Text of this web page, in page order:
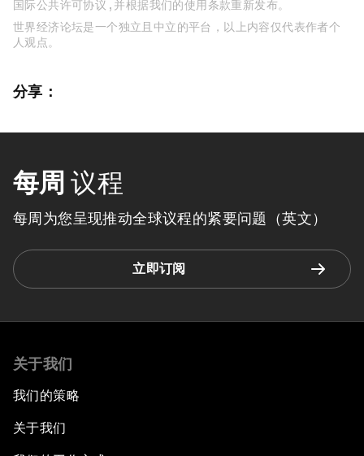
国际公共许可协议 , 并根据我们的使用条款重新发布。
世界经济论坛是一个独立且中立的平台，以上内容仅代表作者个
人观点。
分享：
每周 议程
每周为您呈现推动全球议程的紧要问题（英文）
立即订阅
关于我们
我们的策略
关于我们